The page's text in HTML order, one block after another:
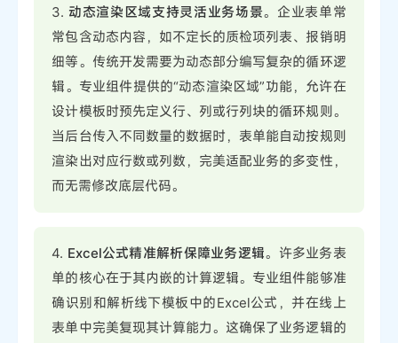
3. 动态渲染区域支持灵活业务场景。企业表单常
常包含动态内容，如不定长的质检项列表、报销明
细等。传统开发需要为动态部分编写复杂的循环逻
辑。专业组件提供的“动态渲染区域”功能，允许在
设计模板时预先定义行、列或行列块的循环规则。
当后台传入不同数量的数据时，表单能自动按规则
渲染出对应行数或列数，完美适配业务的多变性，
而无需修改底层代码。
4. Excel公式精准解析保障业务逻辑。许多业务表
单的核心在于其内嵌的计算逻辑。专业组件能够准
确识别和解析线下模板中的Excel公式，并在线上
表单中完美复现其计算能力。这确保了业务逻辑的